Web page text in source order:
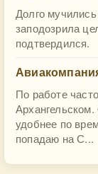
Долго
заподозрила
подтвердился.
По работе
удобнее по
попадаю на С...